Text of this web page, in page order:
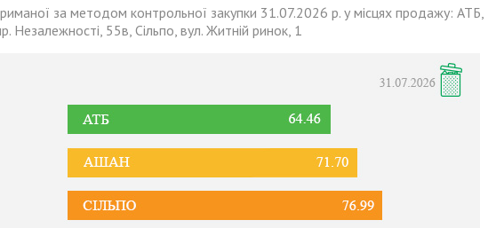
за методом контрольної закупки 31.07.2026 р. у місцях продажу: АТБ,
55в, Сільпо, вул. Житній ринок, 1